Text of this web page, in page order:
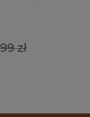
zł